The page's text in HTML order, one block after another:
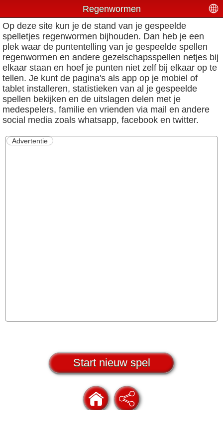
Regenwormen
Op deze site kun je de stand van je gespeelde
spelletjes regenwormen bijhouden. Dan heb je een
plek waar de puntentelling van je gespeelde spellen
regenwormen en andere gezelschapsspellen netjes bij
elkaar staan en hoef je punten niet zelf bij elkaar op te
tellen. Je kunt de pagina's als app op je mobiel of
tablet installeren, statistieken van al je gespeelde
spellen bekijken en de uitslagen delen met je
medespelers, familie en vrienden via mail en andere
social media zoals whatsapp, facebook en twitter.
Advertentie
Start nieuw spel